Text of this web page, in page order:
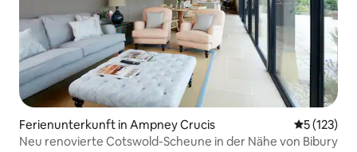
Ferienunterkunft in Ampney Crucis
5 (123)
Neu renovierte Cotswold-Scheune in der Nähe von Bibury